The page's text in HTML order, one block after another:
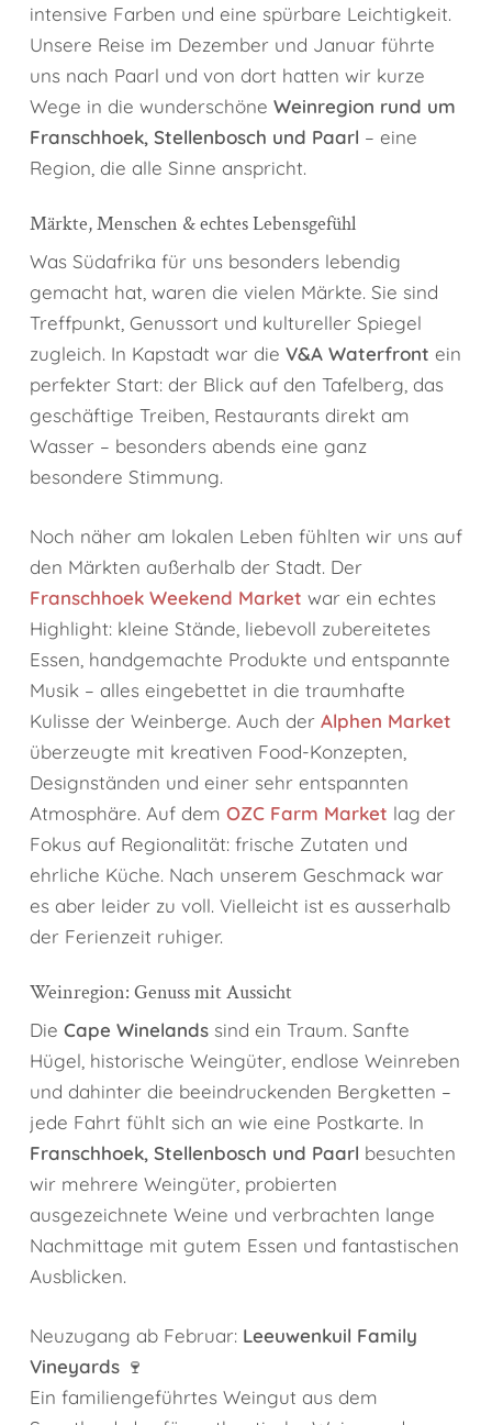
intensive Farben und eine spürbare Leichtigkeit.
Unsere Reise im Dezember und Januar führte
uns nach Paarl und von dort hatten wir kurze
Wege in die wunderschöne Weinregion rund um
Franschhoek, Stellenbosch und Paarl – eine
Region, die alle Sinne anspricht.
Märkte, Menschen & echtes Lebensgefühl
Was Südafrika für uns besonders lebendig
gemacht hat, waren die vielen Märkte. Sie sind
Treffpunkt, Genussort und kultureller Spiegel
zugleich. In Kapstadt war die V&A Waterfront ein
perfekter Start: der Blick auf den Tafelberg, das
geschäftige Treiben, Restaurants direkt am
Wasser – besonders abends eine ganz
besondere Stimmung.
Noch näher am lokalen Leben fühlten wir uns auf
den Märkten außerhalb der Stadt. Der
Franschhoek Weekend Market war ein echtes
Highlight: kleine Stände, liebevoll zubereitetes
Essen, handgemachte Produkte und entspannte
Musik – alles eingebettet in die traumhafte
Kulisse der Weinberge. Auch der Alphen Market
überzeugte mit kreativen Food-Konzepten,
Designständen und einer sehr entspannten
Atmosphäre. Auf dem OZC Farm Market lag der
Fokus auf Regionalität: frische Zutaten und
ehrliche Küche. Nach unserem Geschmack war
es aber leider zu voll. Vielleicht ist es ausserhalb
der Ferienzeit ruhiger.
Weinregion: Genuss mit Aussicht
Die Cape Winelandssind ein Traum. Sanfte
Hügel, historische Weingüter, endlose Weinreben
und dahinter die beeindruckenden Bergketten –
jede Fahrt fühlt sich an wie eine Postkarte. In
Franschhoek, Stellenbosch und Paarl besuchten
wir mehrere Weingüter, probierten
ausgezeichnete Weine und verbrachten lange
Nachmittage mit gutem Essen und fantastischen
Ausblicken.
Neuzugang ab Februar: Leeuwenkuil Family
Vineyards🍷
Ein familiengeführtes Weingut aus dem